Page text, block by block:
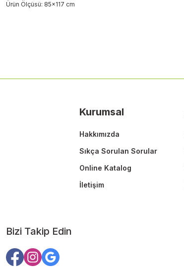
Ürün Ölçüsü: 85x117 cm
Bu ürüne benzer farklı alternatifler olmalı.
Kurumsal
Hakkımızda
Sıkça Sorulan Sorular
Online Katalog
İletişim
Bizi Takip Edin